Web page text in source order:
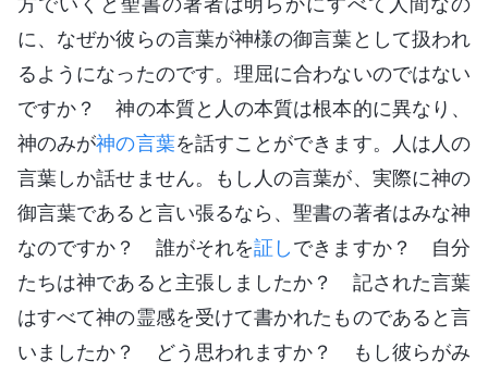
に、なぜか彼らの言葉が神様の御言葉として扱われ
るようになったのです。理屈に合わないのではない
ですか？ 神の本質と人の本質は根本的に異なり、
神のみが神の言葉を話すことができます。人は人の
言葉しか話せません。もし人の言葉が、実際に神の
御言葉であると言い張るなら、聖書の著者はみな神
なのですか？ 誰がそれを証しできますか？ 自分
たちは神であると主張しましたか？ 記された言葉
はすべて神の霊感を受けて書かれたものであると言
いましたか？ どう思われますか？ もし彼らがみ